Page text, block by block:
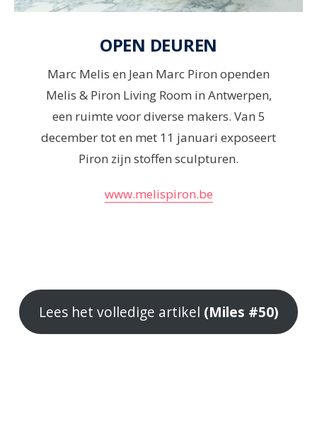
OPEN DEUREN
Marc Melis en Jean Marc Piron openden
Melis & Piron Living Room in Antwerpen,
een ruimte voor diverse makers. Van 5
december tot en met 11 januari exposeert
Piron zijn stoffen sculpturen.
www.melispiron.be
Lees het volledige artikel (Miles #50)